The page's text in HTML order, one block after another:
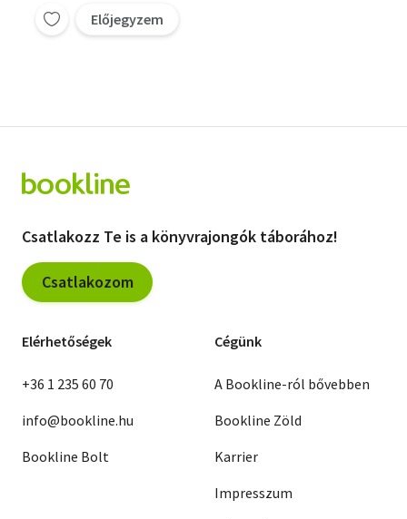
Előjegyzem
Csatlakozz Te is a könyvrajongók táborához!
Csatlakozom
Elérhetőségek
+36 1 235 60 70
info@bookline.hu
Bookline Bolt
Cégünk
A Bookline-ról bővebben
Bookline Zöld
Karrier
Impresszum